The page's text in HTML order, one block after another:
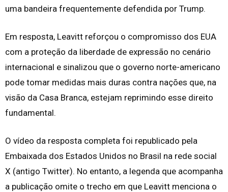
uma bandeira frequentemente defendida por Trump.
Em resposta, Leavitt reforçou o compromisso dos EUA
com a proteção da liberdade de expressão no cenário
internacional e sinalizou que o governo norte-americano
pode tomar medidas mais duras contra nações que, na
visão da Casa Branca, estejam reprimindo esse direito
fundamental.
O vídeo da resposta completa foi republicado pela
Embaixada dos Estados Unidos no Brasil na rede social
X (antigo Twitter). No entanto, a legenda que acompanha
a publicação omite o trecho em que Leavitt menciona o